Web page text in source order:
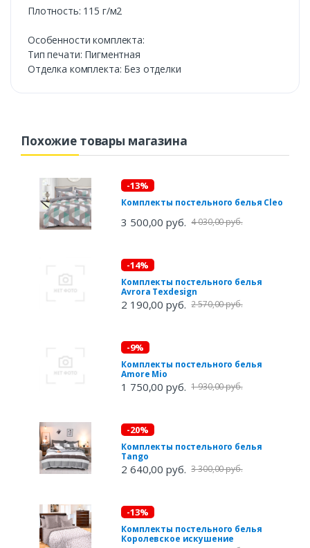
Плотность: 115 г/м2
Особенности комплекта:
Тип печати: Пигментная
Отделка комплекта: Без отделки
Похожие товары магазина
-13%
Комплекты постельного белья Cleo
3 500,00 руб. 4 030,00 руб.
-14%
Комплекты постельного белья
Avrora Texdesign
2 190,00 руб. 2 570,00 руб.
-9%
Комплекты постельного белья
Amore Mio
1 750,00 руб. 1 930,00 руб.
-20%
Комплекты постельного белья
Tango
2 640,00 руб. 3 300,00 руб.
-13%
Комплекты постельного белья
Королевское искушение